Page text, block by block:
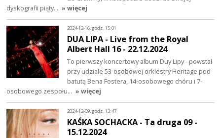
dyskografii piąty… » więcej
2024-12-16, godz. 15:01
DUA LIPA - Live from the Royal
Albert Hall 16 - 22.12.2024
To pierwszy koncertowy album Duy Lipy - powstał
przy udziale 53-osobowej orkiestry Heritage pod
batutą Bena Fostera, 14-osobowego chóru i 7-
osobowego zespołu… » więcej
2024-12-09, godz. 13:47
KAŚKA SOCHACKA - Ta druga 09 -
15.12.2024